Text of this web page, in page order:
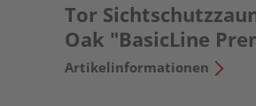
Tor
Oak "BasicLine
Artikelinformationen